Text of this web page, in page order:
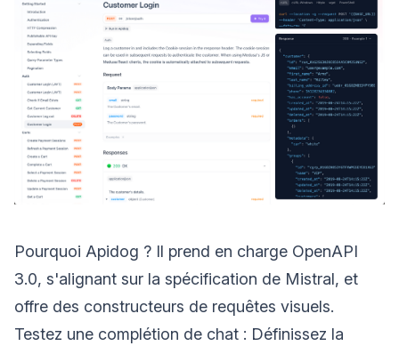
Pourquoi Apidog ? Il prend en charge OpenAPI
3.0, s'alignant sur la spécification de Mistral, et
offre des constructeurs de requêtes visuels.
Testez une complétion de chat : Définissez la